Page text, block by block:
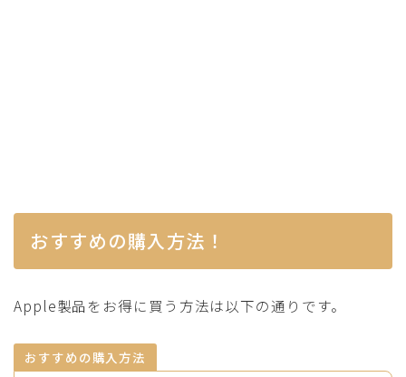
おすすめの購入方法！
Apple製品をお得に買う方法は以下の通りです。
おすすめの購入方法